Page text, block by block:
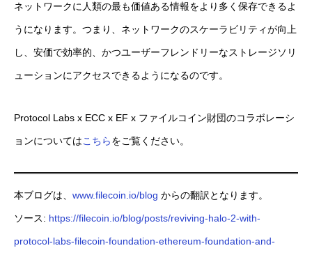
ネットワークに人類の最も価値ある情報をより多く保存できるよ
うになります。つまり、ネットワークのスケーラビリティが向上
し、安価で効率的、かつユーザーフレンドリーなストレージソリ
ューションにアクセスできるようになるのです。
Protocol Labs x ECC x EF x ファイルコイン財団のコラボレーシ
ョンについてはこちらをご覧ください。
本ブログは、 www.filecoin.io/blog からの翻訳となります。
ソース: https://filecoin.io/blog/posts/reviving-halo-2-with-
protocol-labs-filecoin-foundation-ethereum-foundation-and-